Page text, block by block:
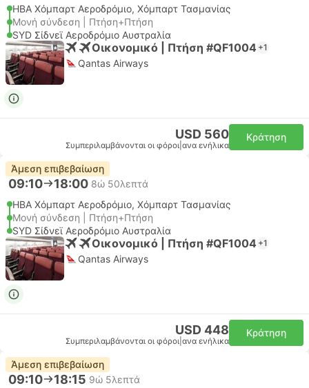
HBA Χόμπαρτ Αεροδρόμιο, Χόμπαρτ Τασμανίας
Μονή σύνδεση | Πτήση+Πτήση
SYD Σίδνεϊ Αεροδρόμιο Αυστραλία
Οικονομικό | Πτήση #QF1004 +1
Qantas Airways
USD 560
Συμπεριλαμβάνονται οι φόροι ανα ενήλικα
Κράτηση
Άμεση επιβεβαίωση
09:10 18:00 8ώ 50λεπτά
HBA Χόμπαρτ Αεροδρόμιο, Χόμπαρτ Τασμανίας
Μονή σύνδεση | Πτήση+Πτήση
SYD Σίδνεϊ Αεροδρόμιο Αυστραλία
Οικονομικό | Πτήση #QF1004 +1
Qantas Airways
USD 448
Συμπεριλαμβάνονται οι φόροι ανα ενήλικα
Κράτηση
Άμεση επιβεβαίωση
09:10 18:15 9ώ 5λεπτά